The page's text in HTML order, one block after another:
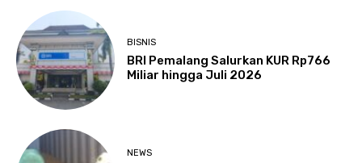
BISNIS
BRI Pemalang Salurkan KUR Rp766
Miliar hingga Juli 2026
NEWS